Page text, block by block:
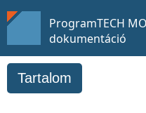
ProgramTECH
dokumentáció
Tartalom